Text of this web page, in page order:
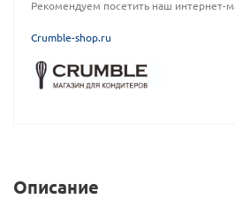
Рекомендуем посетить наш интернет-
Crumble-shop.ru
Описание